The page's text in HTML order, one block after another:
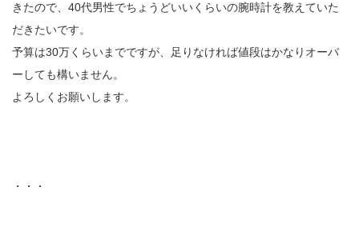
きたので、40代男性でちょうどいいくらいの腕時計を教えていた
だきたいです。
予算は30万くらいまでですが、足りなければ値段はかなりオーバ
ーしても構いません。
よろしくお願いします。
・・・